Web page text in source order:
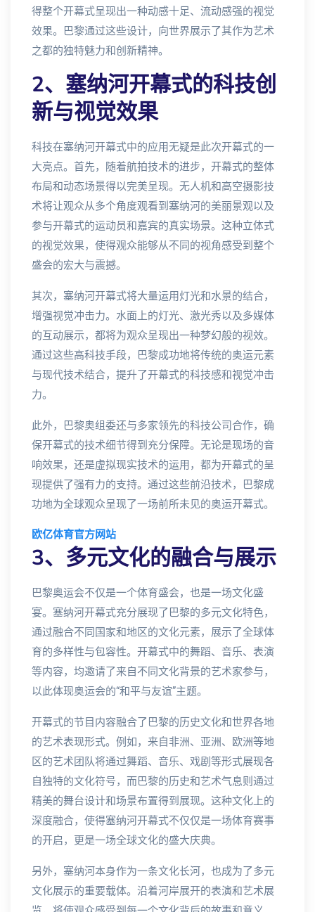
得整个开幕式呈现出一种动感十足、流动感强的视觉
效果。巴黎通过这些设计，向世界展示了其作为艺术
之都的独特魅力和创新精神。
2、塞纳河开幕式的科技创
新与视觉效果
科技在塞纳河开幕式中的应用无疑是此次开幕式的一
大亮点。首先，随着航拍技术的进步，开幕式的整体
布局和动态场景得以完美呈现。无人机和高空摄影技
术将让观众从多个角度观看到塞纳河的美丽景观以及
参与开幕式的运动员和嘉宾的真实场景。这种立体式
的视觉效果，使得观众能够从不同的视角感受到整个
盛会的宏大与震撼。
其次，塞纳河开幕式将大量运用灯光和水景的结合，
增强视觉冲击力。水面上的灯光、激光秀以及多媒体
的互动展示，都将为观众呈现出一种梦幻般的视效。
通过这些高科技手段，巴黎成功地将传统的奥运元素
与现代技术结合，提升了开幕式的科技感和视觉冲击
力。
此外，巴黎奥组委还与多家领先的科技公司合作，确
保开幕式的技术细节得到充分保障。无论是现场的音
响效果，还是虚拟现实技术的运用，都为开幕式的呈
现提供了强有力的支持。通过这些前沿技术，巴黎成
功地为全球观众呈现了一场前所未见的奥运开幕式。
欧亿体育官方网站
3、多元文化的融合与展示
巴黎奥运会不仅是一个体育盛会，也是一场文化盛
宴。塞纳河开幕式充分展现了巴黎的多元文化特色，
通过融合不同国家和地区的文化元素，展示了全球体
育的多样性与包容性。开幕式中的舞蹈、音乐、表演
等内容，均邀请了来自不同文化背景的艺术家参与，
以此体现奥运会的“和平与友谊”主题。
开幕式的节目内容融合了巴黎的历史文化和世界各地
的艺术表现形式。例如，来自非洲、亚洲、欧洲等地
区的艺术团队将通过舞蹈、音乐、戏剧等形式展现各
自独特的文化符号，而巴黎的历史和艺术气息则通过
精美的舞台设计和场景布置得到展现。这种文化上的
深度融合，使得塞纳河开幕式不仅仅是一场体育赛事
的开启，更是一场全球文化的盛大庆典。
另外，塞纳河本身作为一条文化长河，也成为了多元
文化展示的重要载体。沿着河岸展开的表演和艺术展